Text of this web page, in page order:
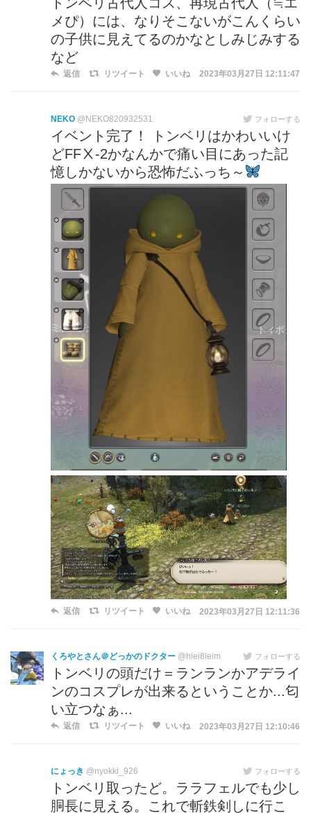
メぴ）には、なりそこないがこんくらい
の子供に見えてるのかなとしみじみする
など
返信 リツイート いいね 2023年03月27日 12:11:47
NEKO @NEKO820932531 フォローする
イベント完了！ トンベリはかわいいけ
どFFⅩ‐2かなんかで痛い目にあった記
憶しかないから恐怖だふっち～
返信 リツイート いいね 2023年03月27日 12:11:36
くろやとさん＠どっかのドクター @hiei8leim フォローする
トンベリの頭だけ＝ランランかアデライ
ンのコスプレが出来るということか...匂
い立つなぁ...
返信 リツイート いいね 2023年03月27日 12:10:46
にょっき @nyokki_926 フォローする
トンベリ取ったど。ララフェルでも少し
胴長に見える。これで斬鉄剣しに行こ